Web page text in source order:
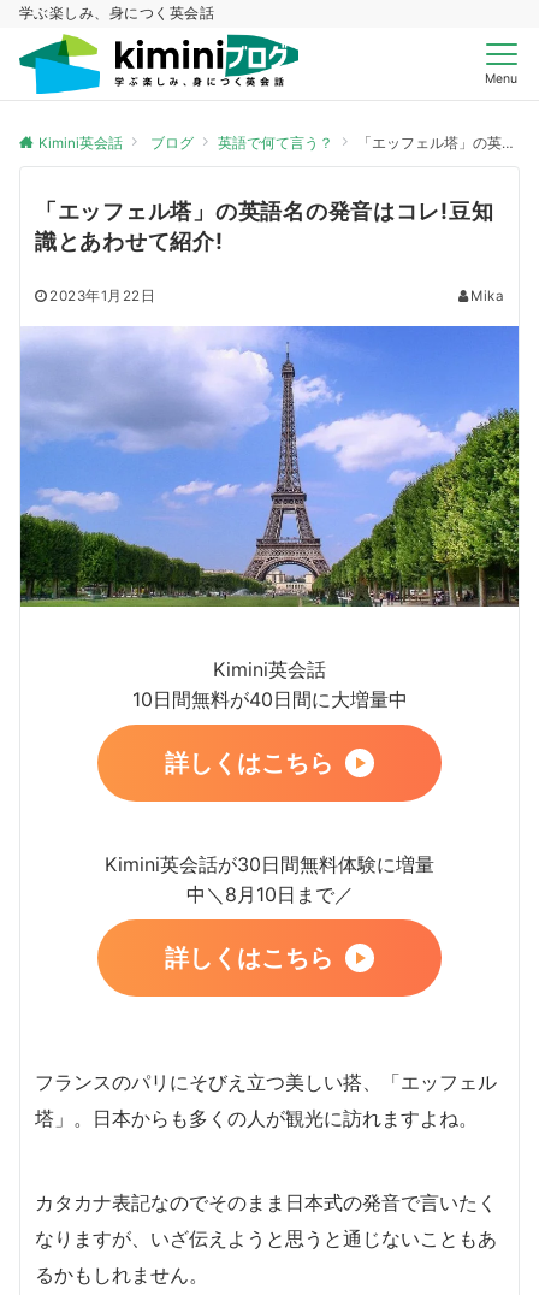
学ぶ楽しみ、身につく英会話
Menu
Kimini英会話 ブログ 英語で何て言う？ 「エッフェル塔」の英語名の発音はコレ!豆知識とあわせて紹介!
「エッフェル塔」の英語名の発音はコレ!豆知
識とあわせて紹介!
2023年1月22日 Mika
Kimini英会話
10日間無料が40日間に大増量中
詳しくはこちら
Kimini英会話が30日間無料体験に増量
中＼8月10日まで／
詳しくはこちら
フランスのパリにそびえ立つ美しい搭、「エッフェル
塔」。日本からも多くの人が観光に訪れますよね。
カタカナ表記なのでそのまま日本式の発音で言いたく
なりますが、いざ伝えようと思うと通じないこともあ
るかもしれません。